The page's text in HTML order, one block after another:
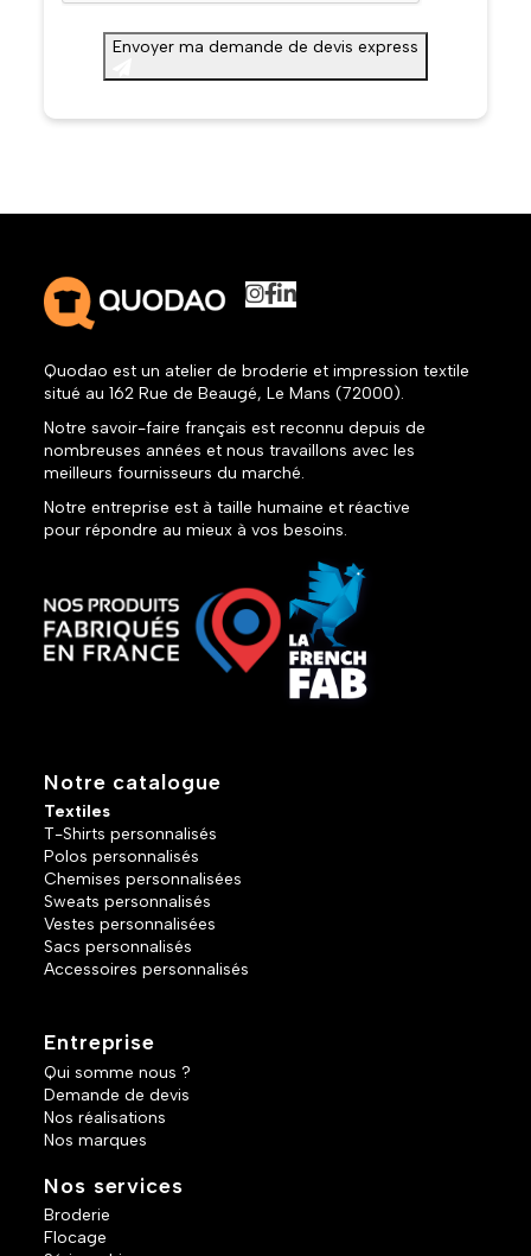
Envoyer ma demande de devis express
Quodao est un atelier de broderie et impression textile
situé au 162 Rue de Beaugé, Le Mans (72000).
Notre savoir-faire français est reconnu depuis de
nombreuses années et nous travaillons avec les
meilleurs fournisseurs du marché.
Notre entreprise est à taille humaine et réactive
pour répondre au mieux à vos besoins.
Notre catalogue
Textiles
T-Shirts personnalisés
Polos personnalisés
Chemises personnalisées
Sweats personnalisés
Vestes personnalisées
Sacs personnalisés
Accessoires personnalisés
Entreprise
Qui somme nous ?
Demande de devis
Nos réalisations
Nos marques
Nos services
Broderie
Flocage